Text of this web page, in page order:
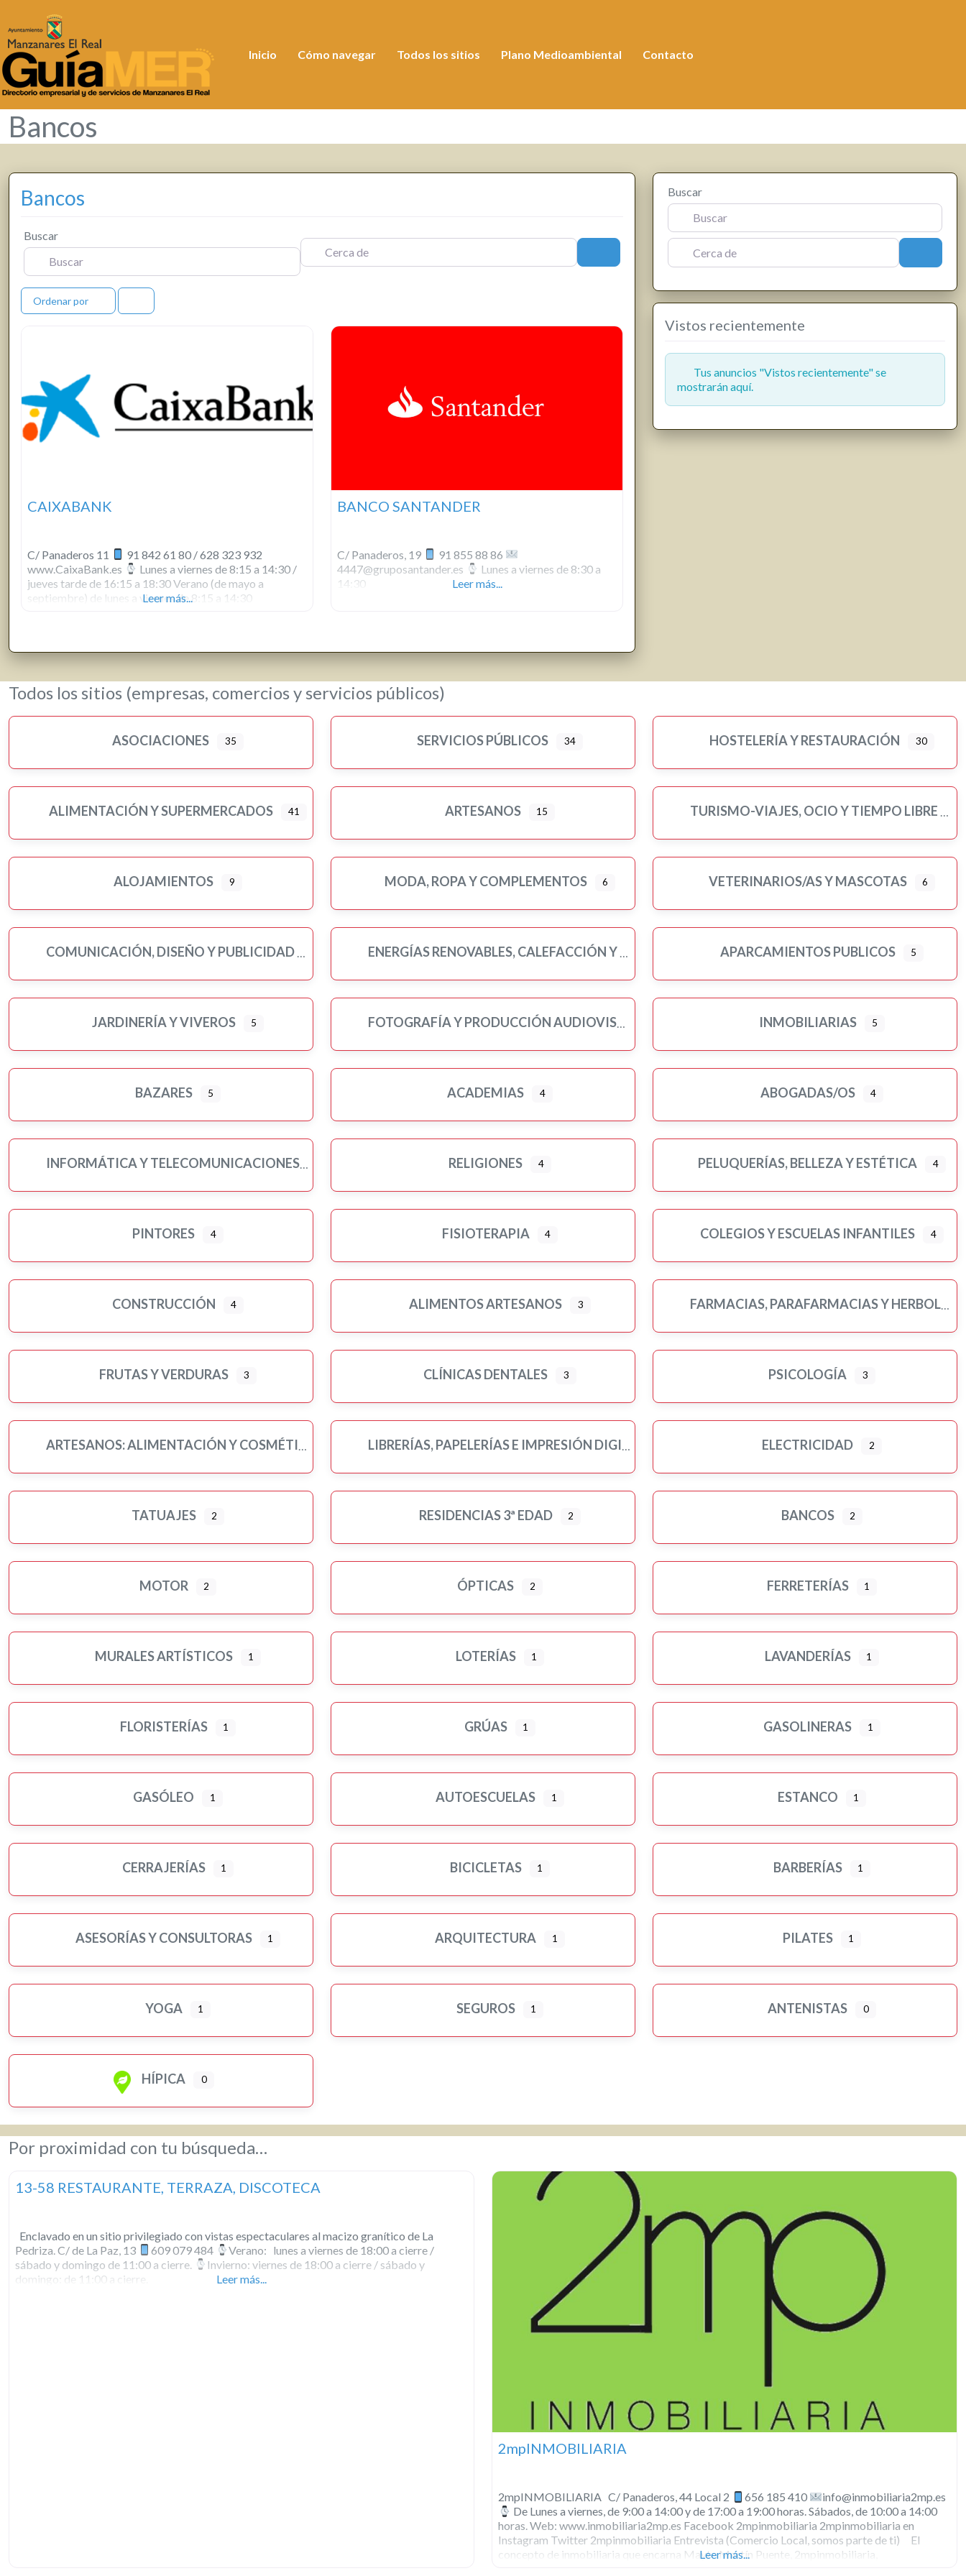
Inicio Cómo navegar Todos los sitios Plano Medioambiental Contacto
Bancos
Bancos
Buscar
Cerca de
Ordenar por
CAIXABANK
C/ Panaderos 11
91 842 61 80 / 628 323 932
www.CaixaBank.es
Lunes a viernes de 8:15 a 14:30 /
jueves tarde de 16:15 a 18:30 Verano (de mayo a
septiembre) de lunes a viernes de 8:15 a 14:30
Leer más...
BANCO SANTANDER
C/ Panaderos, 19
91 855 88 86
4447@gruposantander.es
Lunes a viernes de 8:30 a
14:30
Leer más...
Buscar
Cerca de
Vistos recientemente
Tus anuncios "Vistos recientemente" se
mostrarán aquí.
Todos los sitios (empresas, comercios y servicios públicos)
ASOCIACIONES 35 SERVICIOS PÚBLICOS 34 HOSTELERÍA Y RESTAURACIÓN 30
ALIMENTACIÓN Y SUPERMERCADOS 41 ARTESANOS 15 TURISMO-VIAJES, OCIO Y TIEMPO LIBRE
ALOJAMIENTOS 9 MODA, ROPA Y COMPLEMENTOS 6 VETERINARIOS/AS Y MASCOTAS 6
COMUNICACIÓN, DISEÑO Y PUBLICIDAD ENERGÍAS RENOVABLES, CALEFACCIÓN Y FONTANERÍA APARCAMIENTOS PUBLICOS 5
JARDINERÍA Y VIVEROS 5 FOTOGRAFÍA Y PRODUCCIÓN AUDIOVISUAL INMOBILIARIAS 5
BAZARES 5 ACADEMIAS 4 ABOGADAS/OS 4
INFORMÁTICA Y TELECOMUNICACIONES RELIGIONES 4 PELUQUERÍAS, BELLEZA Y ESTÉTICA 4
PINTORES 4 FISIOTERAPIA 4 COLEGIOS Y ESCUELAS INFANTILES 4
CONSTRUCCIÓN 4 ALIMENTOS ARTESANOS 3 FARMACIAS, PARAFARMACIAS Y HERBOLARIOS
FRUTAS Y VERDURAS 3 CLÍNICAS DENTALES 3 PSICOLOGÍA 3
ARTESANOS: ALIMENTACIÓN Y COSMÉTICA LIBRERÍAS, PAPELERÍAS E IMPRESIÓN DIGITAL ELECTRICIDAD 2
TATUAJES 2 RESIDENCIAS 3ª EDAD 2 BANCOS 2
MOTOR 2 ÓPTICAS 2 FERRETERÍAS 1
MURALES ARTÍSTICOS 1 LOTERÍAS 1 LAVANDERÍAS 1
FLORISTERÍAS 1 GRÚAS 1 GASOLINERAS 1
GASÓLEO 1 AUTOESCUELAS 1 ESTANCO 1
CERRAJERÍAS 1 BICICLETAS 1 BARBERÍAS 1
ASESORÍAS Y CONSULTORAS 1 ARQUITECTURA 1 PILATES 1
YOGA 1 SEGUROS 1 ANTENISTAS 0
HÍPICA 0
Por proximidad con tu búsqueda…
13-58 RESTAURANTE, TERRAZA, DISCOTECA
Enclavado en un sitio privilegiado con vistas espectaculares al macizo granítico de La
Pedriza. C/ de La Paz, 13
609 079 484
Verano: lunes a viernes de 18:00 a cierre /
sábado y domingo de 11:00 a cierre.
Invierno: viernes de 18:00 a cierre / sábado y
domingo: de 11:00 a cierre.
Leer más...
2mpINMOBILIARIA
2mpINMOBILIARIA C/ Panaderos, 44 Local 2 656 185 410
info@inmobiliaria2mp.es
De Lunes a viernes, de 9:00 a 14:00 y de 17:00 a 19:00 horas. Sábados, de 10:00 a 14:00
horas. Web: www.inmobiliaria2mp.es Facebook 2mpinmobiliaria 2mpinmobiliaria en
Instagram Twitter 2mpinmobiliaria Entrevista (Comercio Local, somos parte de ti) El
concepto de inmobiliaria que encarna Mayte Martín Puente, 2mpinmobiliaria,
Leer más...